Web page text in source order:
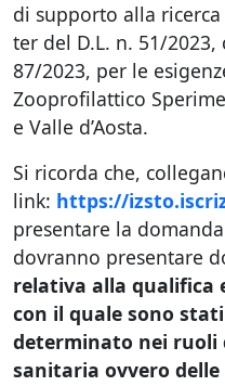
di supporto alla ricerca
ter del D.L. n. 51/
87/2023, per le
Zooprofilattico
e Valle d’Aosta.
Si ricorda che,
link: https://
presentare la
dovranno presentare
relativa alla qualifica
con il quale sono
determinato nei ruoli
sanitaria ovvero